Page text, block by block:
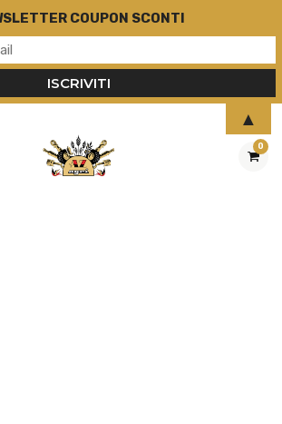
0
COUPON SCONTI
▲